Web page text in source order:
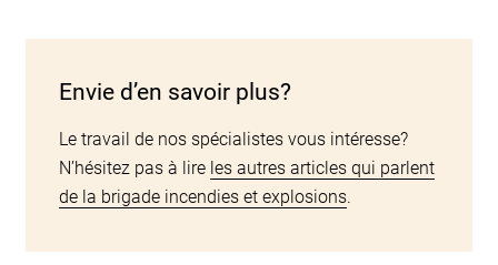
Envie d’en savoir plus?
Le travail de nos spécialistes vous intéresse?
N’hésitez pas à lire les autres articles qui parlent
de la brigade incendies et explosions.